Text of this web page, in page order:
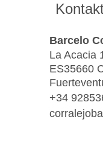
Barcelo
La Acacia
ES35660
+34